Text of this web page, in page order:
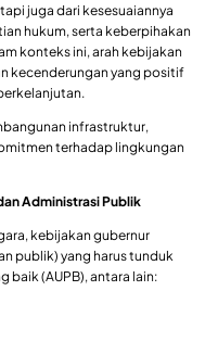
juga dari kesesuaiannya
hukum, serta keberpihakan
konteks ini, arah kebijakan
kecenderungan yang positif
infrastruktur,
terhadap lingkungan
Administrasi Publik
kebijakan gubernur
publik) yang harus tunduk
baik (AUPB), antara lain: